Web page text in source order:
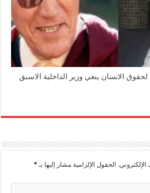
الانسان ينعي وزير الداخلية الاسبق
الحقول الإلزامية مشار إليها بـ*